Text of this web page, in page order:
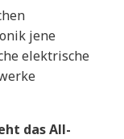
jene
elektrische
das All-